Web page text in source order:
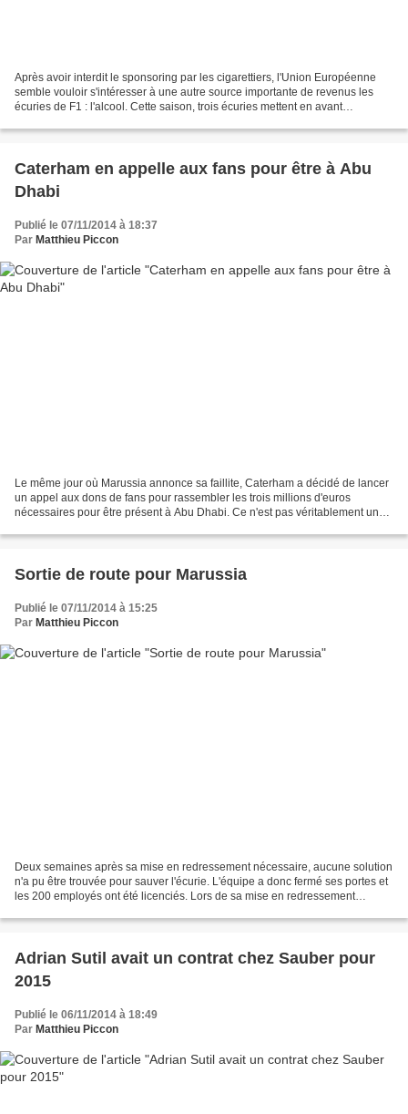
Après avoir interdit le sponsoring par les cigarettiers, l'Union Européenne
semble vouloir s'intéresser à une autre source importante de revenus les
écuries de F1 : l'alcool. Cette saison, trois écuries mettent en avant
Caterham en appelle aux fans pour être à Abu
Dhabi
Publié le 07/11/2014 à 18:37
Par Matthieu Piccon
Le même jour où Marussia annonce sa faillite, Caterham a décidé de lancer
un appel aux dons de fans pour rassembler les trois millions d'euros
nécessaires pour être présent à Abu Dhabi. Ce n'est pas véritablement une
Sortie de route pour Marussia
Publié le 07/11/2014 à 15:25
Par Matthieu Piccon
Deux semaines après sa mise en redressement nécessaire, aucune solution
n'a pu être trouvée pour sauver l'écurie. L'équipe a donc fermé ses portes et
les 200 employés ont été licenciés. Lors de sa mise en redressement
Adrian Sutil avait un contrat chez Sauber pour
2015
Publié le 06/11/2014 à 18:49
Par Matthieu Piccon